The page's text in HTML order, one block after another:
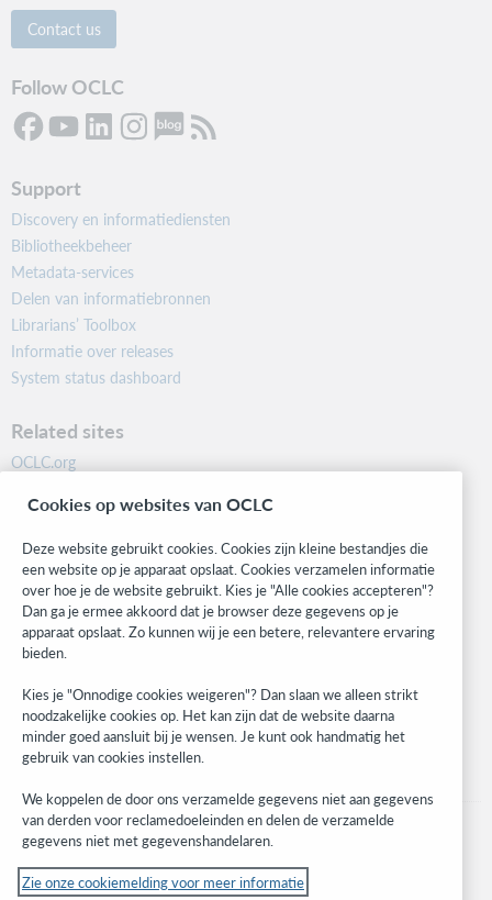
Contact us
Follow OCLC
Support
Discovery en informatiediensten
Bibliotheekbeheer
Metadata-services
Delen van informatiebronnen
Librarians’ Toolbox
Informatie over releases
System status dashboard
Related sites
OCLC.org
Community
Research
WebJunction
Developer Network
Stay in the know.
Get the latest product updates, research, events, and much more—
right to your inbox.
Subscribe now
Cookies op websites van OCLC
Deze website gebruikt cookies. Cookies zijn kleine bestandjes die
een website op je apparaat opslaat. Cookies verzamelen informatie
over hoe je de website gebruikt. Kies je "Alle cookies accepteren"?
Dan ga je ermee akkoord dat je browser deze gegevens op je
apparaat opslaat. Zo kunnen wij je een betere, relevantere ervaring
bieden.
Kies je "Onnodige cookies weigeren"? Dan slaan we alleen strikt
noodzakelijke cookies op. Het kan zijn dat de website daarna
minder goed aansluit bij je wensen. Je kunt ook handmatig het
gebruik van cookies instellen.
We koppelen de door ons verzamelde gegevens niet aan gegevens
van derden voor reclamedoeleinden en delen de verzamelde
gegevens niet met gegevenshandelaren.
Zie onze cookiemelding voor meer informatie